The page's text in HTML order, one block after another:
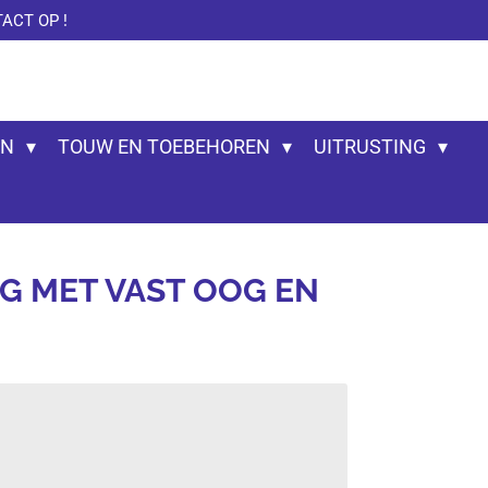
OP !
TOUW EN TOEBEHOREN UITRUSTING
MET VAST OOG EN